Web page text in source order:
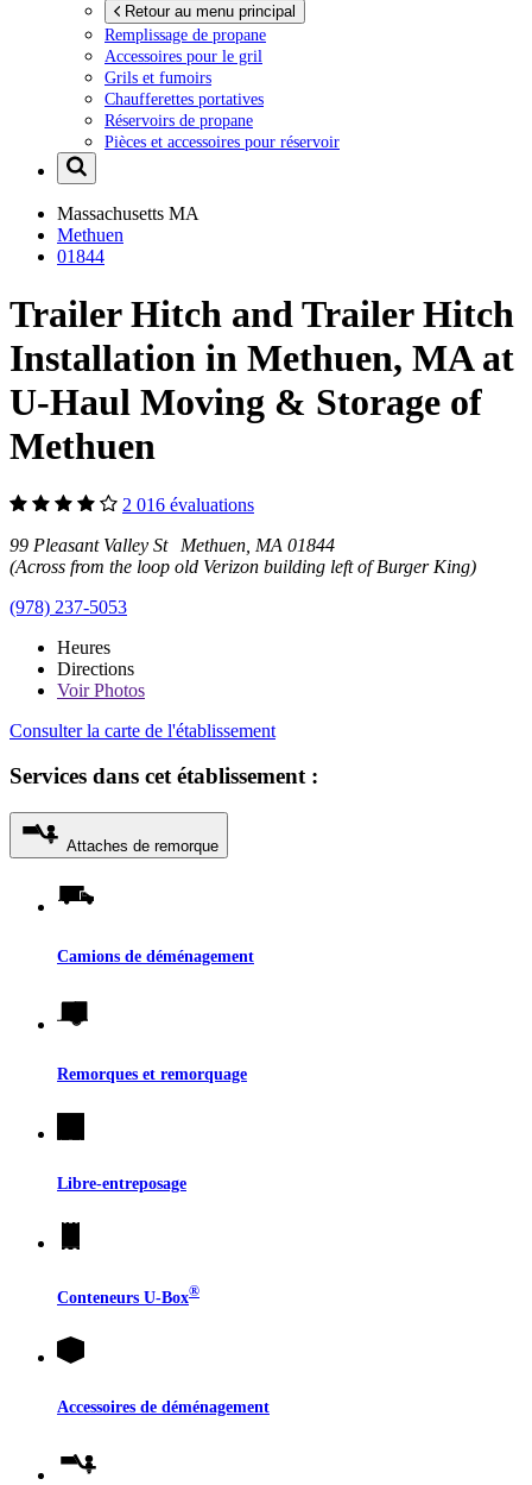
Retour au menu principal
Remplissage de propane
Accessoires pour le gril
Grils et fumoirs
Chaufferettes portatives
Réservoirs de propane
Pièces et accessoires pour réservoir
Massachusetts MA
Methuen
01844
Trailer Hitch and Trailer Hitch
Installation in Methuen, MA at
U-Haul Moving & Storage of
Methuen
2 016 évaluations
99 Pleasant Valley St Methuen, MA 01844
(Across from the loop old Verizon building left of Burger King)
(978) 237-5053
Heures
Directions
VoirPhotos
Consulter la carte de l'établissement
Services dans cet établissement :
Attaches de remorque
Camions de déménagement
Remorques et remorquage
Libre-entreposage
Conteneurs U-Box®
Accessoires de déménagement